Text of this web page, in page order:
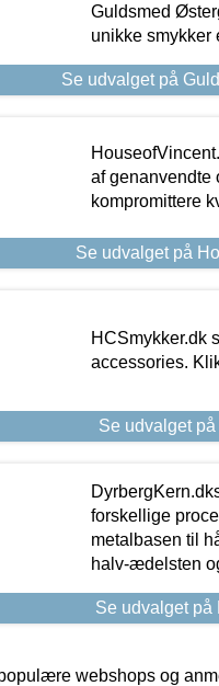
Guldsmed
unikke smykker
Se udvalget på
af genanvendte
kompromittere
Se udvalget på
HCSmykker.dk
accessories.
Se udvalget
forskellige
metalbasen til
halv-ædelsten
Se udvalget på
webshops og